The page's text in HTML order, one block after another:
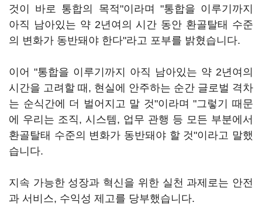
것이 바로 통합의 목적"이라며 "통합을 이루기까지
아직 남아있는 약 2년여의 시간 동안 환골탈태 수준
의 변화가 동반돼야 한다"라고 포부를 밝혔습니다.
이어 "통합을 이루기까지 아직 남아있는 약 2년여의
시간을 고려할 때, 현실에 안주하는 순간 글로벌 격차
는 순식간에 더 벌어지고 말 것"이라며 "그렇기 때문
에 우리는 조직, 시스템, 업무 관행 등 모든 부분에서
환골탈태 수준의 변화가 동반돼야 할 것"이라고 말했
습니다.
지속 가능한 성장과 혁신을 위한 실천 과제로는 안전
과 서비스, 수익성 제고를 당부했습니다.